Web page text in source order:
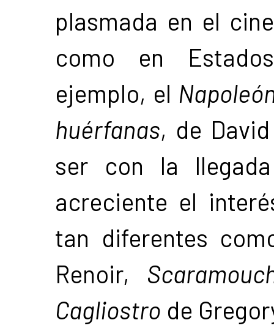
plasmada en el
como en
ejemplo, el
huérfanas, de
ser con la
acreciente el
tan diferentes
Renoir,
Cagliostro de